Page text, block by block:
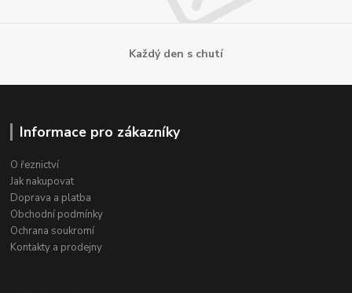
Každý den s chutí
Informace pro zákazníky
O řeznictví
Jak nakupovat
Doprava a platba
Obchodní podmínky
Ochrana soukromí
Kontakty a prodejny